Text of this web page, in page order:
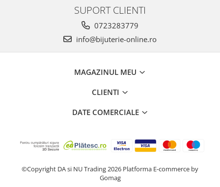
SUPORT CLIENTI
0723283779
info@bijuterie-online.ro
MAGAZINUL MEU
CLIENTI
DATE COMERCIALE
©Copyright DA si NU Trading 2026 Platforma E-commerce by
Gomag